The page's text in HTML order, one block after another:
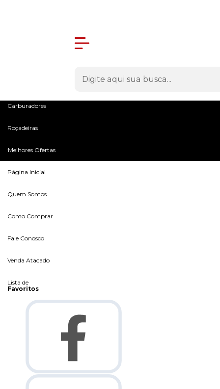
Carburadores
Roçadeiras
Melhores Ofertas
Página Inicial
Quem Somos
Como Comprar
Fale Conosco
Venda Atacado
Lista de
Favoritos